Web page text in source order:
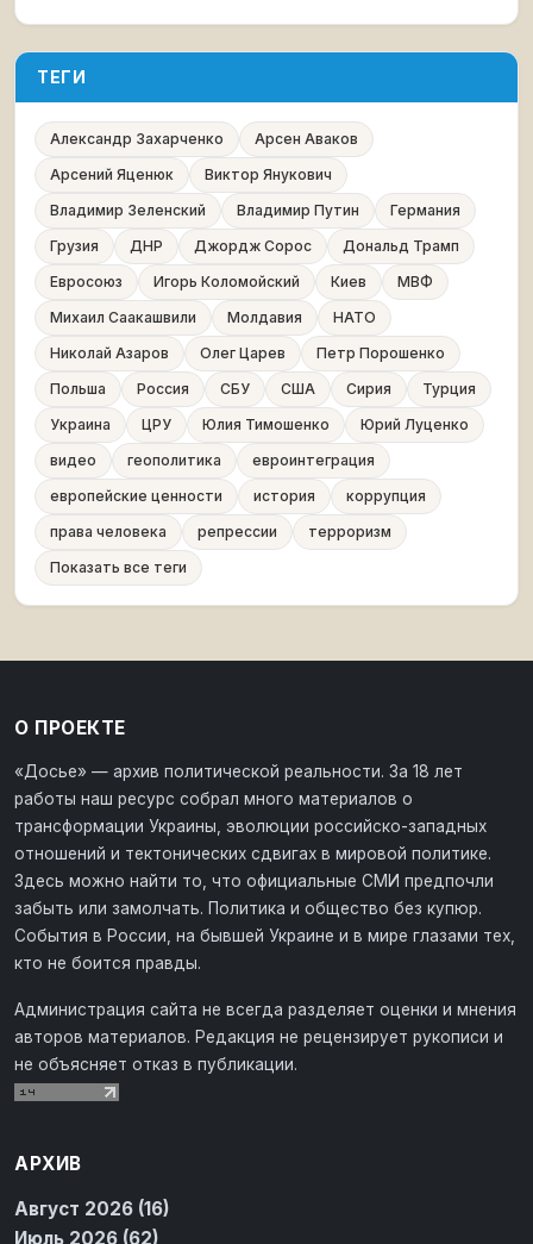
ТЕГИ
Александр Захарченко
Арсен Аваков
Арсений Яценюк
Виктор Янукович
Владимир Зеленский
Владимир Путин
Германия
Грузия
ДНР Джордж Сорос
Дональд Трамп
Евросоюз
Игорь Коломойский Киев
МВФ
Михаил Саакашвили
Молдавия
НАТО
Николай Азаров
Олег Царев
Петр Порошенко
Польша
Россия СБУ США Сирия
Турция
Украина
ЦРУ Юлия Тимошенко
Юрий Луценко
видео
геополитика
евроинтеграция
европейские ценности
история
коррупция
права человека
репрессии
терроризм
Показать все теги
О ПРОЕКТЕ
«Досье» — архив политической реальности. За 18 лет
работы наш ресурс собрал много материалов о
трансформации Украины, эволюции российско-западных
отношений и тектонических сдвигах в мировой политике.
Здесь можно найти то, что официальные СМИ предпочли
забыть или замолчать. Политика и общество без купюр.
События в России, на бывшей Украине и в мире глазами тех,
кто не боится правды.
Администрация сайта не всегда разделяет оценки и мнения
авторов материалов. Редакция не рецензирует рукописи и
не объясняет отказ в публикации.
АРХИВ
Август 2026 (16)
Июль 2026 (62)